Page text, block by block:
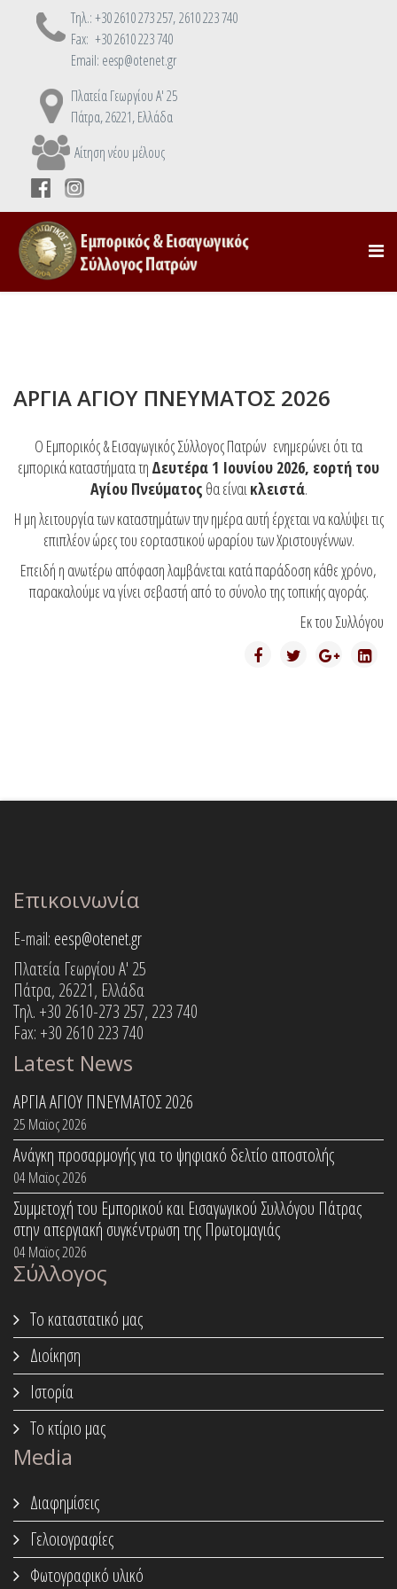
Τηλ.: +30 2610 273 257, 2610 223 740
Fax: +30 2610 223 740
Email: eesp@otenet.gr
Πλατεία Γεωργίου Α' 25
Πάτρα, 26221, Ελλάδα
Αίτηση νέου μέλους
ΑΡΓΙΑ ΑΓΙΟΥ ΠΝΕΥΜΑΤΟΣ 2026
Ο Εμπορικός & Εισαγωγικός Σύλλογος Πατρών ενημερώνει ότι τα
εμπορικά καταστήματα τη Δευτέρα 1 Ιουνίου 2026, εορτή του
Αγίου Πνεύματος θα είναικλειστά.
Η μη λειτουργία των καταστημάτων την ημέρα αυτή έρχεται να καλύψει τις
επιπλέον ώρες του εορταστικού ωραρίου των Χριστουγέννων.
Επειδή η ανωτέρω απόφαση λαμβάνεται κατά παράδοση κάθε χρόνο,
παρακαλούμε να γίνει σεβαστή από το σύνολο της τοπικής αγοράς.
Εκ του Συλλόγου
Επικοινωνία
E-mail: eesp@otenet.gr
Πλατεία Γεωργίου Α' 25
Πάτρα, 26221, Ελλάδα
Τηλ. +30 2610-273 257, 223 740
Fax: +30 2610 223 740
Latest News
ΑΡΓΙΑ ΑΓΙΟΥ ΠΝΕΥΜΑΤΟΣ 2026
25 Μαϊος 2026
Ανάγκη προσαρμογής για το ψηφιακό δελτίο αποστολής
04 Μαϊος 2026
Συμμετοχή του Εμπορικού και Εισαγωγικού Συλλόγου Πάτρας
στην απεργιακή συγκέντρωση της Πρωτομαγιάς
04 Μαϊος 2026
Σύλλογος
Το καταστατικό μας
Διοίκηση
Ιστορία
Το κτίριο μας
Media
Διαφημίσεις
Γελοιογραφίες
Φωτογραφικό υλικό